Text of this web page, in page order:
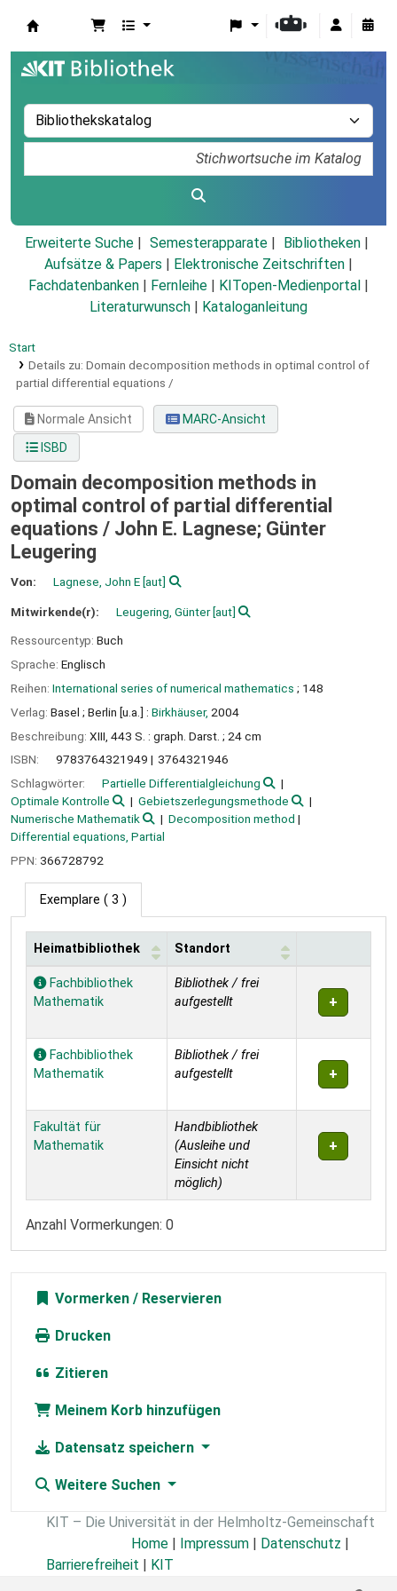
Erweiterte Suche Semesterapparate
Bibliotheken
Aufsätze & Papers
Elektronische Zeitschriften
Fachdatenbanken
Fernleihe KITopen-Medienportal
Literaturwunsch
Kataloganleitung
Start
Details zu: Domain decomposition methods in optimal control of
partial differential equations /
Normale Ansicht
MARC-Ansicht
ISBD
Domain decomposition methods in
optimal control of partial differential
equations / John E. Lagnese; Günter
Leugering
Von: Lagnese, John E[aut]
Mitwirkende(r): Leugering, Günter[aut]
Ressourcentyp: Buch
Sprache: Englisch
Reihen: International series of numerical mathematics ; 148
Verlag: Basel ; Berlin [u.a.] : Birkhäuser, 2004
Beschreibung: XIII, 443 S. : graph. Darst. ; 24 cm
ISBN:
9783764321949
3764321946
Schlagwörter:
Partielle Differentialgleichung
Optimale Kontrolle
Gebietszerlegungsmethode
Numerische Mathematik
Decomposition method
Differential equations, Partial
PPN: 366728792
Exemplare ( 3 )
Exemplare
Heimatbibliothek Standort
Fachbibliothek
Mathematik
Bibliothek / frei
aufgestellt
Fachbibliothek
Mathematik
Bibliothek / frei
aufgestellt
Fakultät für
Mathematik
Handbibliothek
(Ausleihe und
Einsicht nicht
möglich)
Anzahl Vormerkungen: 0
Vormerken
Drucken
Zitieren
Meinem Korb hinzufügen
Datensatz speichern
Weitere Suchen
KIT – Die Universität in der Helmholtz-Gemeinschaft
Home | Impressum | Datenschutz |
Barrierefreiheit | KIT